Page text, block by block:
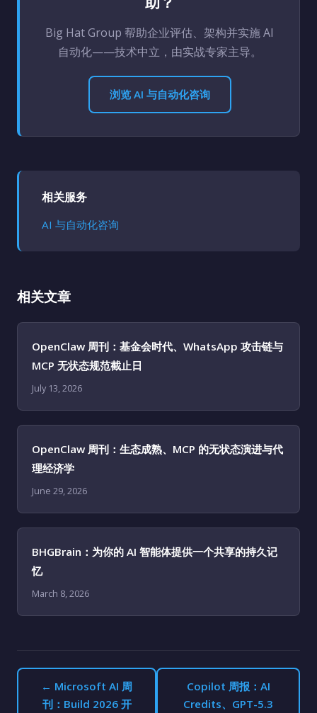
Big Hat Group 帮助企业评估、架构并实施 AI
自动化——技术中立，由实战专家主导。
浏览 AI 与自动化咨询
相关服务
AI 与自动化咨询
相关文章
OpenClaw 周刊：基金会时代、WhatsApp 攻击链与
MCP 无状态规范截止日
July 13, 2026
OpenClaw 周刊：生态成熟、MCP 的无状态演进与代
理经济学
June 29, 2026
BHGBrain：为你的 AI 智能体提供一个共享的持久记
忆
March 8, 2026
← Microsoft AI 周
刊：Build 2026 开
Copilot 周报：AI
Credits、GPT-5.3